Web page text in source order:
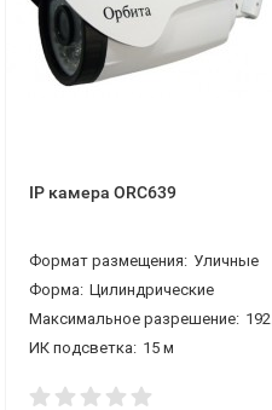
IP камера ORС639
Формат размещения: Уличные
Форма: Цилиндрические
Максимальное разрешение: 1920*1080 2 Мп
ИК подсветка: 15 м